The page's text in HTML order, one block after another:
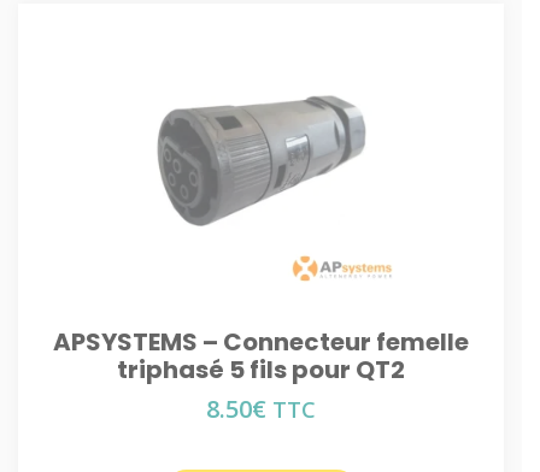
APSYSTEMS – Connecteur femelle
triphasé 5 fils pour QT2
8.50€ TTC